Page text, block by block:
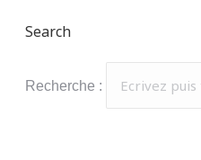
Search
Recherche :